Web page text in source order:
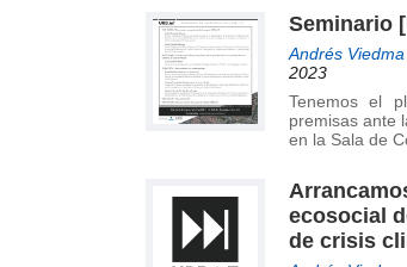
Seminario
Andrés
2023
Tenemos el
premisas ante
en la Sala de
ecosocial
de crisis